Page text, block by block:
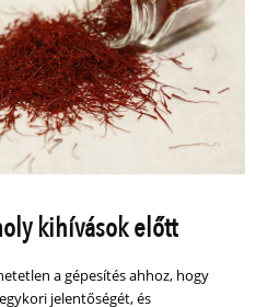
kihívások előtt
a gépesítés ahhoz, hogy
jelentőségét, és